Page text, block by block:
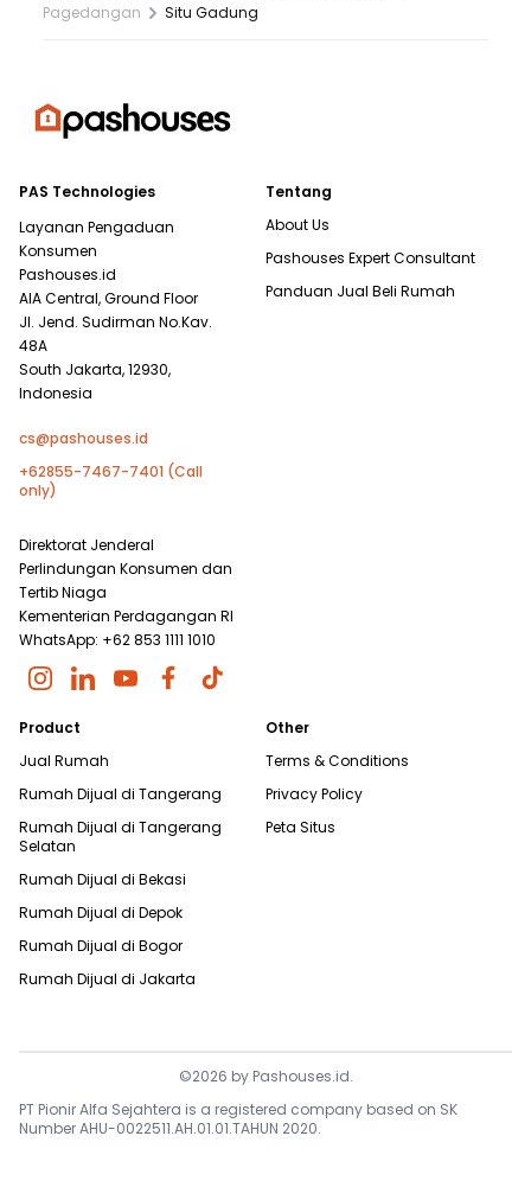
Pagedangan
Situ Gadung
PAS Technologies
Layanan Pengaduan
Konsumen
Pashouses.id
AIA Central, Ground Floor
Jl. Jend. Sudirman No.Kav.
48A
South Jakarta, 12930,
Indonesia
cs@pashouses.id
+62855-7467-7401 (Call
only)
Direktorat Jenderal
Perlindungan Konsumen dan
Tertib Niaga
Kementerian Perdagangan RI
WhatsApp: +62 853 1111 1010
Tentang
About Us
Pashouses Expert Consultant
Panduan Jual Beli Rumah
Product
Jual Rumah
Rumah Dijual di Tangerang
Rumah Dijual di Tangerang
Selatan
Rumah Dijual di Bekasi
Rumah Dijual di Depok
Rumah Dijual di Bogor
Rumah Dijual di Jakarta
Other
Terms & Conditions
Privacy Policy
Peta Situs
©2026 by Pashouses.id.
PT Pionir Alfa Sejahtera is a registered company based on SK
Number AHU-0022511.AH.01.01.TAHUN 2020.